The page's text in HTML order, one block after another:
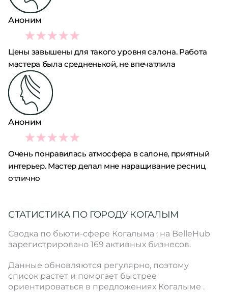
Аноним
2
Цены завышены для такого уровня салона. Работа
мастера была средненькой, не впечатлила
Аноним
5
Очень понравилась атмосфера в салоне, приятный
интерьер. Мастер делал мне наращивание ресниц
отлично
СТАТИСТИКА ПО ГОРОДУ КОГАЛЫМ
Сводка по бьюти-сфере Когалыма : на BelleHub
зарегистрировано 169 активных бизнесов.
Данные обновляются регулярно, поэтому
список растет и помогает быстрее
ориентироваться в предложениях Когалыме .